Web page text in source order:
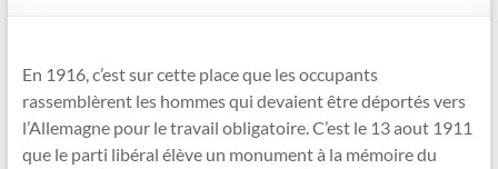
En 1916, c’est sur cette place que les occupants
rassemblèrent les hommes qui devaient être déportés vers
l’Allemagne pour le travail obligatoire. C’est le 13 aout 1911
que le parti libéral élève un monument à la mémoire du